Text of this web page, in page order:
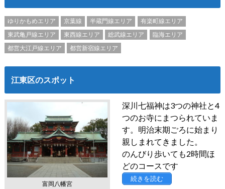
ゆりかもめエリア 京葉線 半蔵門線エリア
有楽町線エリア
東武亀戸線エリア
東西線エリア 総武線エリア
臨海エリア
都営大江戸線エリア
都営新宿線エリア
江東区のスポット
富岡八幡宮
深川七福神は3つの神社と4
つのお寺にまつられていま
す。明治末期ごろに始まり
親しまれてきました。
のんびり歩いても2時間ほ
どのコースです
続きを読む